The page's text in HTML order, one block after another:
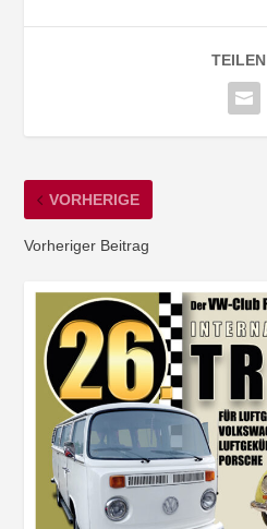
TEILEN
VORHERIGE
Vorheriger Beitrag